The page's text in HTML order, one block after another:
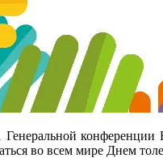
Генеральной
во всем мире Днем